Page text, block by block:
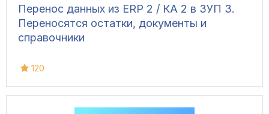
Перенос данных из ERP 2 / КА 2 в ЗУП 3.
Переносятся остатки, документы и
справочники
120